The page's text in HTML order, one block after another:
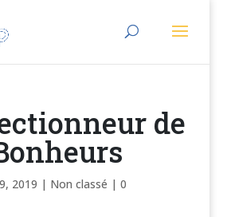
de
2019 | Non classé | 0